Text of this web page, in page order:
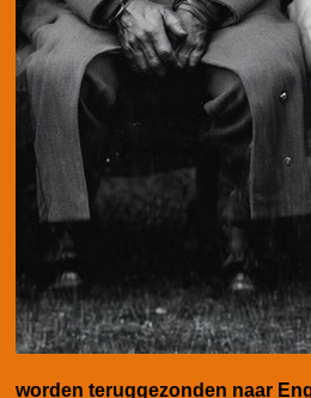
worden teruggezonden naar